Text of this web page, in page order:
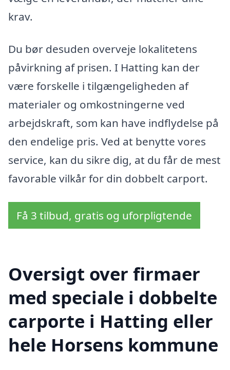
krav.
Du bør desuden overveje lokalitetens
påvirkning af prisen. I Hatting kan der
være forskelle i tilgængeligheden af
materialer og omkostningerne ved
arbejdskraft, som kan have indflydelse på
den endelige pris. Ved at benytte vores
service, kan du sikre dig, at du får de mest
favorable vilkår for din dobbelt carport.
Få 3 tilbud, gratis og uforpligtende
Oversigt over firmaer
med speciale i dobbelte
carporte i Hatting eller
hele Horsens kommune